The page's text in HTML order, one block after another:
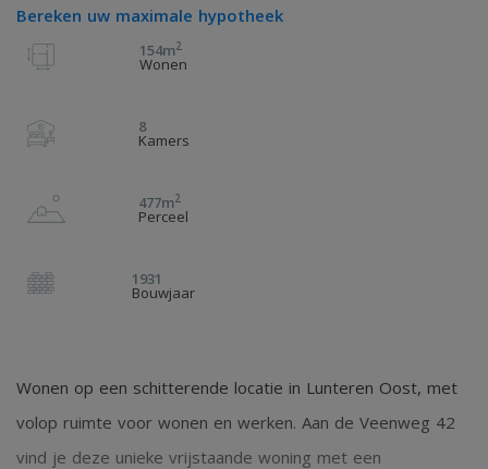
Bereken uw maximale hypotheek
154m2
Wonen
8
Kamers
477m2
Perceel
1931
Bouwjaar
Wonen op een schitterende locatie in Lunteren Oost, met
volop ruimte voor wonen en werken. Aan de Veenweg 42
vind je deze unieke vrijstaande woning met een